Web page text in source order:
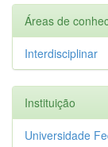
Áreas de
Interdisciplinar
Instituição
Universidade